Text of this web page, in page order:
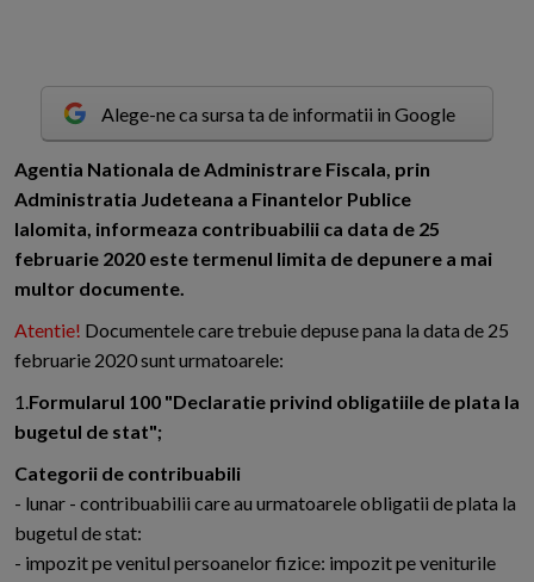
Alege-ne ca sursa ta de informatii in Google
Agentia Nationala de Administrare Fiscala, prin
Administratia Judeteana a Finantelor Publice
Ialomita, informeaza contribuabilii ca data de 25
februarie 2020 este termenul limita de depunere a mai
multor documente.
Atentie! Documentele care trebuie depuse pana la data de 25
februarie 2020 sunt urmatoarele:
1.Formularul 100 "Declaratie privind obligatiile de plata la
bugetul de stat";
Categorii de contribuabili
- lunar - contribuabilii care au urmatoarele obligatii de plata la
bugetul de stat:
- impozit pe venitul persoanelor fizice: impozit pe veniturile